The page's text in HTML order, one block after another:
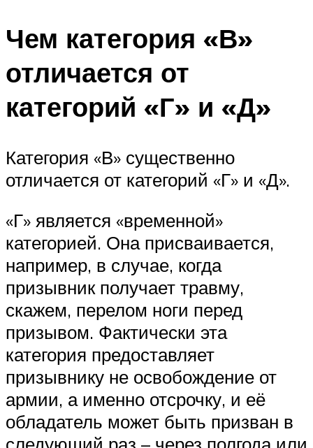
Чем категория «В»
отличается от
категорий «Г» и «Д»
Категория «В» существенно
отличается от категорий «Г» и «Д».
«Г» является «временной»
категорией. Она присваивается,
например, в случае, когда
призывник получает травму,
скажем, перелом ноги перед
призывом. Фактически эта
категория предоставляет
призывнику не освобождение от
армии, а именно отсрочку, и её
обладатель может быть призван в